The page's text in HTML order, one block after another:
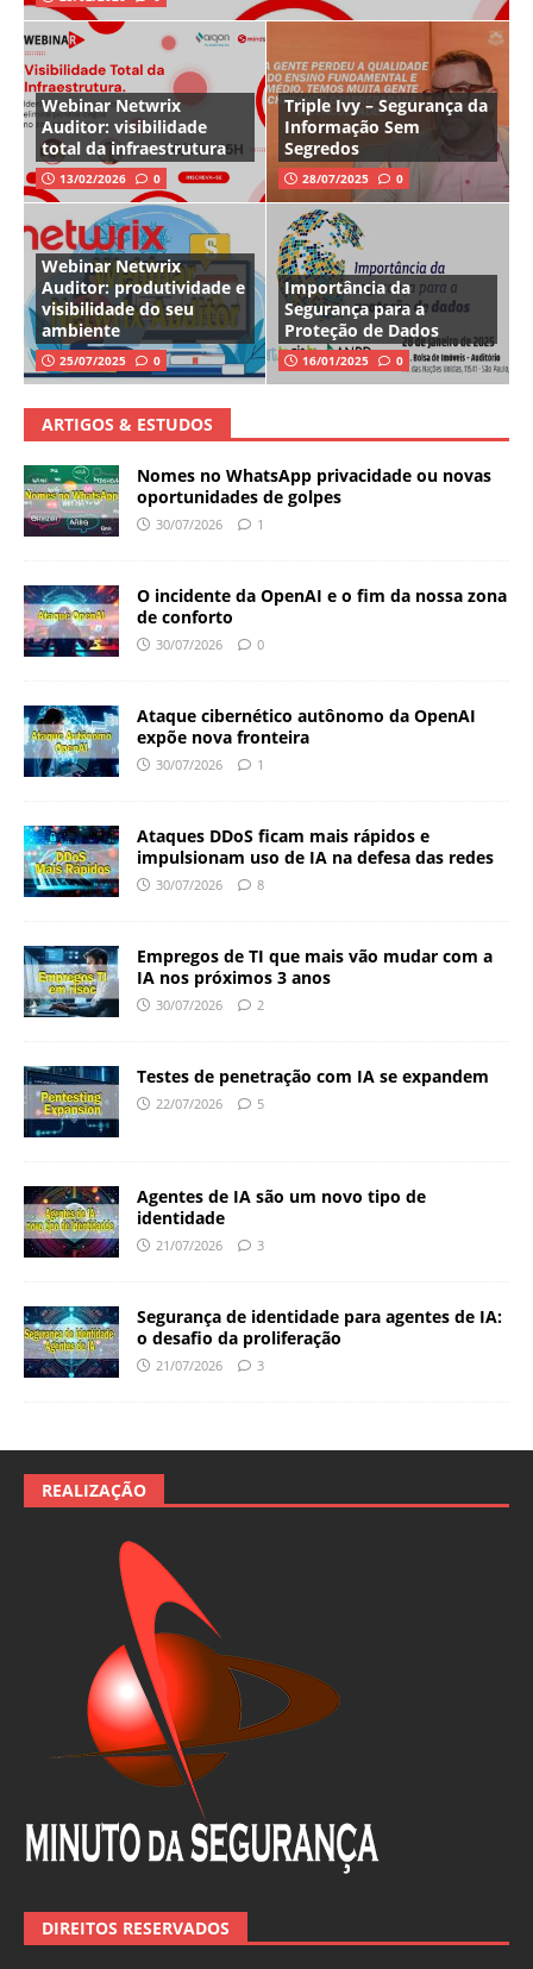
Webinar Netwrix
Auditor: visibilidade
total da infraestrutura
13/02/2026 0
Triple Ivy – Segurança da
Informação Sem
Segredos
28/07/2025 0
Webinar Netwrix
Auditor: produtividade e
visibilidade do seu
ambiente
25/07/2025 0
Importância da
Segurança para a
Proteção de Dados
16/01/2025 0
ARTIGOS & ESTUDOS
Nomes no WhatsApp privacidade ou novas
oportunidades de golpes
30/07/2026 1
O incidente da OpenAI e o fim da nossa zona
de conforto
30/07/2026 0
Ataque cibernético autônomo da OpenAI
expõe nova fronteira
30/07/2026 1
Ataques DDoS ficam mais rápidos e
impulsionam uso de IA na defesa das redes
30/07/2026 8
Empregos de TI que mais vão mudar com a
IA nos próximos 3 anos
30/07/2026 2
Testes de penetração com IA se expandem
22/07/2026 5
Agentes de IA são um novo tipo de
identidade
21/07/2026 3
Segurança de identidade para agentes de IA:
o desafio da proliferação
21/07/2026 3
REALIZAÇÃO
DIREITOS RESERVADOS